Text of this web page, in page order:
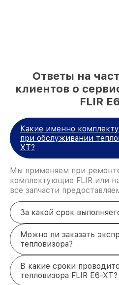
Ответы на
клиентов о
FLIR
Какие именно
при обслуживании
XT?
Мы применяем при
комплектующие FLIR или
все запчасти
За какой срок
Можно ли заказать
тепловизора?
В какие сроки
тепловизора FLIR E6-XT?